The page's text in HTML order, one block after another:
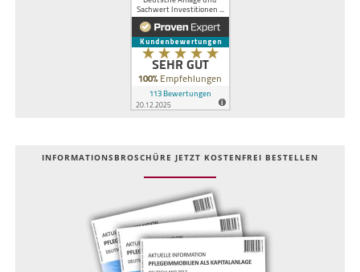
INFOR­MATIONS­BROSCHÜRE JETZT KOSTEN­FREI BESTELLEN